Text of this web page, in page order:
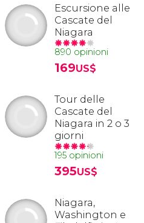
Escursione alle
Cascate del
Niagara
890 opinioni
169US$
Tour delle
Cascate del
Niagara in 2 o 3
giorni
195 opinioni
395US$
Niagara,
Washington e